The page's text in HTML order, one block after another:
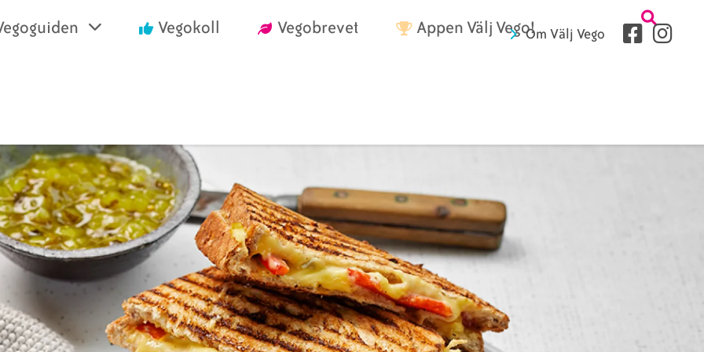
Vegokoll Vegobrevet Appen Välj Vego!Sociala
Om Välj Vego
recept Vegansk mat i airfryer
vego Handla vego
konsumentlistor Vanliga frågor
certifieringar